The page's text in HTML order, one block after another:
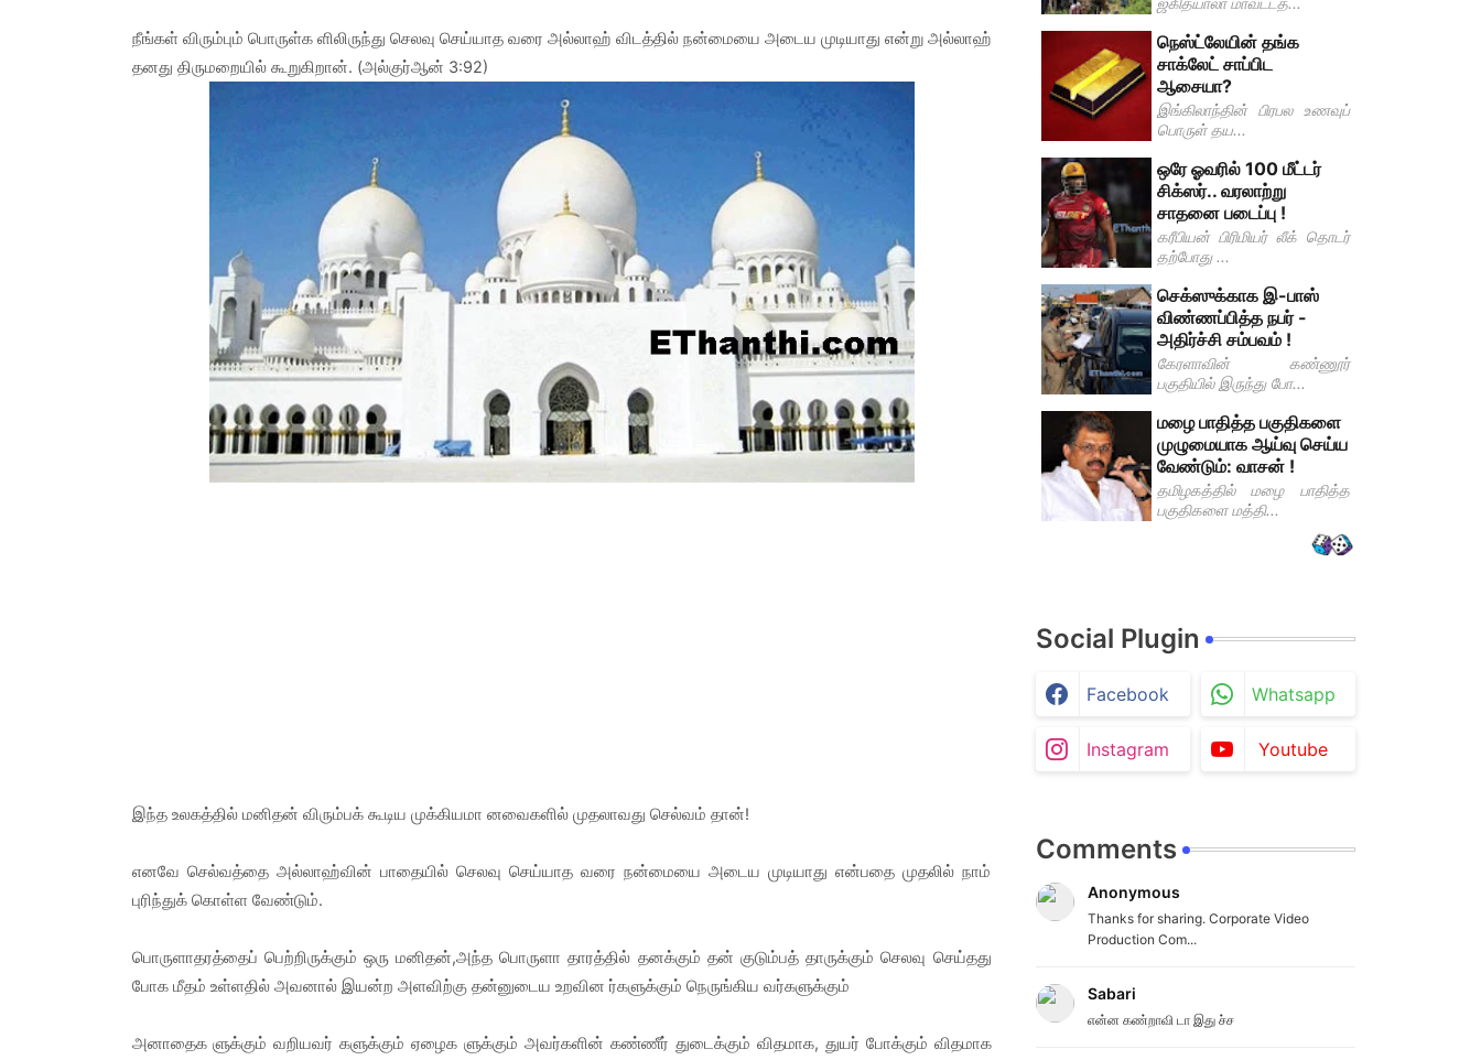
நீங்கள் விரும்பும் பொருள்க ளிலிருந்து செலவு செய்யாத வரை அல்லாஹ் விடத்தில் நன்மையை அடைய முடியாது என்று அல்லாஹ்
தனது திருமறையில் கூறுகிறான். (அல்குர்ஆன் 3:92)
இந்த உலகத்தில் மனிதன் விரும்பக் கூடிய முக்கியமா னவைகளில் முதலாவது செல்வம் தான்!
எனவே செல்வத்தை அல்லாஹ்வின் பாதையில் செலவு செய்யாத வரை நன்மையை அடைய முடியாது என்பதை முதலில் நாம்
புரிந்துக் கொள்ள வேண்டும்.
பொருளாதரத்தைப் பெற்றிருக்கும் ஒரு மனிதன்,அந்த பொருளா தாரத்தில் தனக்கும் தன் குடும்பத் தாருக்கும் செலவு செய்தது
போக மீதம் உள்ளதில் அவனால் இயன்ற அளவிற்கு தன்னுடைய உறவின ர்களுக்கும் நெருங்கிய வர்களுக்கும்
அனாதைக ளுக்கும் வறியவர் களுக்கும் ஏழைக ளுக்கும் அவர்களின் கண்ணீர் துடைக்கும் விதமாக, துயர் போக்கும் விதமாக‌
நெஸ்ட்லேயின் தங்க
சாக்லேட் சாப்பிட
ஆசையா?
இங்கிலாந்தின் பிரபல உணவுப்
பொருள் தய...
ஒரே ஓவரில் 100 மீட்டர்
சிக்ஸர்.. வரலாற்று
சாதனை படைப்பு !
கரீபியன் பிரிமியர் லீக் தொடர்
தற்போது ...
செக்ஸுக்காக இ-பாஸ்
விண்ணப்பித்த நபர் -
அதிர்ச்சி சம்பவம் !
கேரளாவின் கண்ணூர்
பகுதியில் இருந்து போ...
மழை பாதித்த பகுதிகளை
முழுமையாக ஆய்வு செய்ய
வேண்டும்: வாசன் !
தமிழகத்தில் மழை பாதித்த
பகுதிகளை மத்தி...
Social Plugin
Facebook Whatsapp
Instagram Youtube
Comments
Anonymous
Thanks for sharing. Corporate Video
Production Com...
Sabari
என்ன கண்றாவி டா இது ச்ச